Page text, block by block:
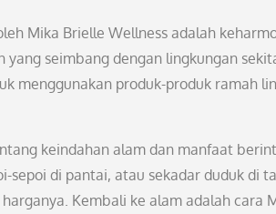
Mika Brielle Wellness adalah
yang seimbang dengan lingkungan
menggunakan produk-produk ramah
keindahan alam dan manfaat
sepoi di pantai, atau sekadar duduk di
Kembali ke alam adalah cara